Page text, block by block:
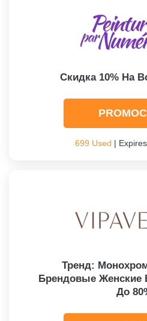
Скидка 10% На
699 Used |
Тренд:
Брендовые Женские
До